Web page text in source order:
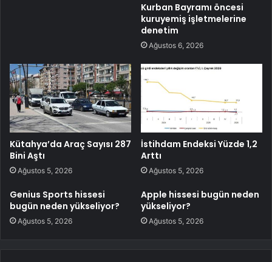
Kurban Bayramı öncesi
kuruyemiş işletmelerine
denetim
Ağustos 6, 2026
Kütahya’da Araç Sayısı 287
Bini Aştı
Ağustos 5, 2026
İstihdam Endeksi Yüzde 1,2
Arttı
Ağustos 5, 2026
Genius Sports hissesi
bugün neden yükseliyor?
Ağustos 5, 2026
Apple hissesi bugün neden
yükseliyor?
Ağustos 5, 2026